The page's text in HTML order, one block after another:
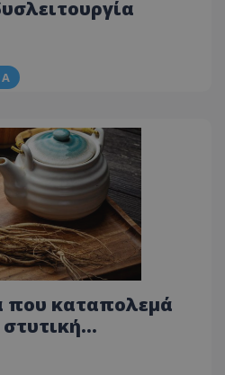
που καταπολεμά